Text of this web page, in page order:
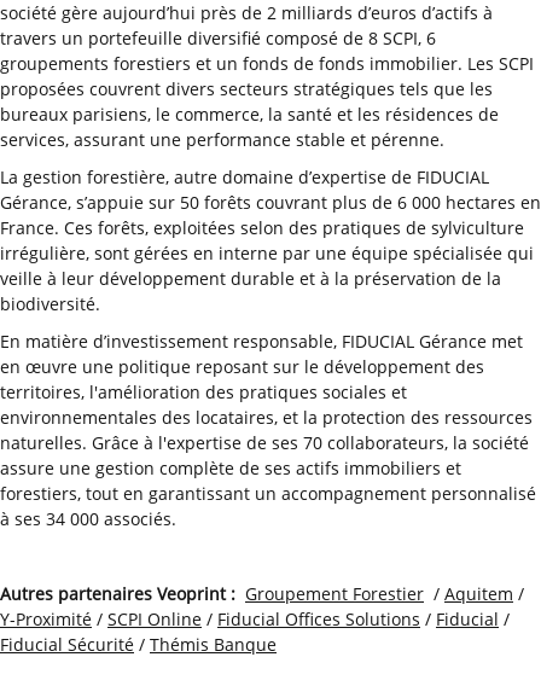
société gère aujourd’hui près de 2 milliards d’euros d’actifs à
travers un portefeuille diversifié composé de 8 SCPI, 6
groupements forestiers et un fonds de fonds immobilier. Les SCPI
proposées couvrent divers secteurs stratégiques tels que les
bureaux parisiens, le commerce, la santé et les résidences de
services, assurant une performance stable et pérenne.
La gestion forestière, autre domaine d’expertise de FIDUCIAL
Gérance, s’appuie sur 50 forêts couvrant plus de 6 000 hectares en
France. Ces forêts, exploitées selon des pratiques de sylviculture
irrégulière, sont gérées en interne par une équipe spécialisée qui
veille à leur développement durable et à la préservation de la
biodiversité.
En matière d’investissement responsable, FIDUCIAL Gérance met
en œuvre une politique reposant sur le développement des
territoires, l'amélioration des pratiques sociales et
environnementales des locataires, et la protection des ressources
naturelles. Grâce à l'expertise de ses 70 collaborateurs, la société
assure une gestion complète de ses actifs immobiliers et
forestiers, tout en garantissant un accompagnement personnalisé
à ses 34 000 associés.
Autres partenaires Veoprint : Groupement Forestier / Aquitem /
Y-Proximité / SCPI Online / Fiducial Offices Solutions / Fiducial /
Fiducial Sécurité / Thémis Banque